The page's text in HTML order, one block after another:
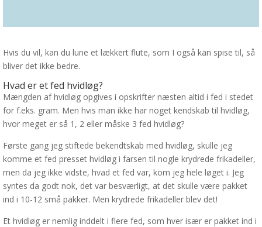
Hvis du vil, kan du lune et lækkert flute, som I også kan spise til, så
bliver det ikke bedre.
Hvad er et fed hvidløg?
Mængden af hvidløg opgives i opskrifter næsten altid i fed i stedet
for f.eks. gram. Men hvis man ikke har noget kendskab til hvidløg,
hvor meget er så 1, 2 eller måske 3 fed hvidløg?
Første gang jeg stiftede bekendtskab med hvidløg, skulle jeg
komme et fed presset hvidløg i farsen til nogle krydrede frikadeller,
men da jeg ikke vidste, hvad et fed var, kom jeg hele løget i. Jeg
syntes da godt nok, det var besværligt, at det skulle være pakket
ind i 10-12 små pakker. Men krydrede frikadeller blev det!
Et hvidløg er nemlig inddelt i flere fed, som hver især er pakket ind i